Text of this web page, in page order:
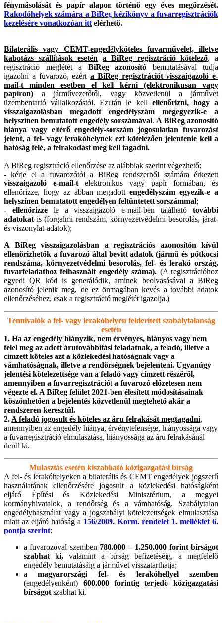
fénymásolását és papír alapon történő egy éves megőrzését.
Rakodóhelyek számára a BiReg kézikönyv a fuvarregisztrációk
kezelésére vonatkozóan ittelérhető.
Bilaterális vagy CEMT-engedélyköteles fuvarművelet, illetve
kabotázs szállítások esetén a BiReg regisztráció kötelező, a
regisztráció meglétét a BiReg azonosító bemutatásával tudja
igazolni a fuvarozó, ezért a BiReg regisztrációt visszaigazoló e-
mail-t minden esetben el kell kérni (elektronikusan vagy
papíron) a járművezetőtől, vagy közvetlenül a járművet
üzembentartó vállalkozástól. Ezután le kell ellenőrizni, hogy a
visszaigazolásban megadott engedélyszám megegyezik-e a
helyszínen bemutatott engedély sorszámával.A BiReg azonosító
hiánya vagy eltérő engedély-sorszám jogosulatlan fuvarozást
jelent, a fel- vagy lerakóhelynek ezt kötelezően jelentenie kell a
hatóság felé, a felrakodást meg kell tagadni.
A BiReg regisztráció ellenőrzése az alábbiak szerint végezhető:
- kérje el a fuvarozótól a BiReg rendszerből számára érkezett
visszaigazoló e-mail-telektronikus vagy papír formában, és
ellenőrizze, hogy az abban megadottengedélyszám egyezik-e a
helyszínen bemutatott engedélyen feltüntetett sorszámmal;
- ellenőrizzele a visszaigazoló e-mail-ben találhatótovábbi
adatokatis (forgalmi rendszám, környezetvédelmi besorolás, járat-
és viszonylat-adatok);
A BiReg visszaigazolásban a regisztrációs azonosítón kívül
ellenőrizhetők a fuvarozó által bevitt adatok (jármű és pótkocsi
rendszáma, környezetvédelmi besorolás, fel- és lerakó ország,
fuvarfeladathoz felhasznált engedély száma). (A regisztrációhoz
egyedi QR kód is generálódik, aminek beolvasásával a BiReg
azonosító jelenik meg, de ez önmagában kevés a további adatok
ellenőrzéséhez, csak a regisztráció meglétét igazolja.)
Tennivalók a fel- vagy lerakóhelyen felderített szabálytalanság
esetén
1. Ha az engedély hiányzik, nem érvényes, hiányos vagy nem
felel meg az adott árutovábbítási feladatnak, a feladó, illetve a
címzett köteles azt a közlekedési hatóságnak vagy a
vámhatóságnak, illetve a rendőrségnek bejelenteni. Ugyanúgy
jelentési kötelezettsége van a feladó vagy címzett részéről,
amennyiben a fuvarregisztrációt a fuvarozó előzetesen nem
végezte el. A BiReg felület 2021-ben élesített módosításainak
köszönhetően a bejelentés közvetlenül megtehető akár a
rendszeren keresztül.
2.A feladó jogosult és köteles az áru felrakását megtagadni,
amennyiben az engedély hiánya, érvénytelensége, hiányossága vagy
a fuvarregisztráció elmulasztása, hiányossága az áru felrakásánál
derül ki.
Mulasztás esetén kiszabható közigazgatási bírság
A fel- és lerakóhelyeken a bilaterális és CEMT engedélyek jogszerű
használatának ellenőrzésére jogosult a közlekedési hatóságként
eljáró Építési és Közlekedési Minisztérium, a megyei
kormányhivatalok, a rendőrség és a vámhatóság. Szabálytalan
engedélyhasználat vagy a jogszabályi kötelezettségek elmulasztása
miatt az eljáró hatóság a 156/2009. Korm. rendelet 1. melléklet 6.
pontja szerint:
a fuvarozóval szemben 780.000 – 1.250.000 forint bírságot
szabhat ki, valamint a bírság befizetéséig, a megfelelő
engedély bemutatásáig a járművet visszatarthatja;
amagyarországi fel- és lerakóhellyel szemben
(engedélyenként) 600.000 forintig
terjedő közigazgatási
bírságotszabhat ki.